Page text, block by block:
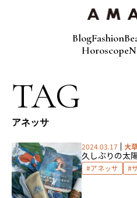
BlogFashion
Horoscope
TAG
アネッサ
2024.03.17 大
久しぶりの太
アネッサ